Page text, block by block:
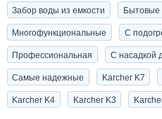
Забор воды из емкости Бытовые
Многофункциональные С
Профессиональная С насадкой
Самые надежные Karcher K7
Karcher K4 Karcher K3